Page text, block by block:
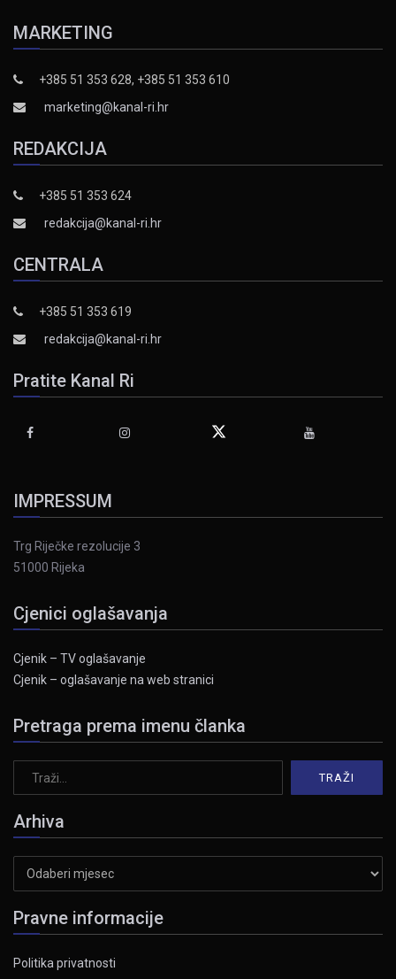
MARKETING
+385 51 353 628, +385 51 353 610
marketing@kanal-ri.hr
REDAKCIJA
+385 51 353 624
redakcija@kanal-ri.hr
CENTRALA
+385 51 353 619
redakcija@kanal-ri.hr
Pratite Kanal Ri
IMPRESSUM
Trg Riječke rezolucije 3
51000 Rijeka
Cjenici oglašavanja
Cjenik – TV oglašavanje
Cjenik – oglašavanje na web stranici
Pretraga prema imenu članka
Arhiva
Pravne informacije
Politika privatnosti